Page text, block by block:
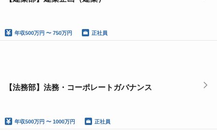
年収500万円 〜 750万円 正社員
【法務部】法務・コーポレートガバナンス
年収500万円 〜 1000万円 正社員